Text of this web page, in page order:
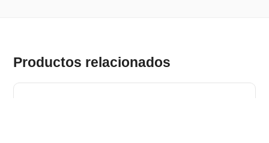
Productos relacionados